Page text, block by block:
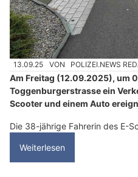
13.09.25 VON POLIZEI.NEWS
Am Freitag (12.09.2025), um
Toggenburgerstrasse ein
Scooter und einem Auto
Die 38-jährige Fahrerin des E-
Weiterlesen